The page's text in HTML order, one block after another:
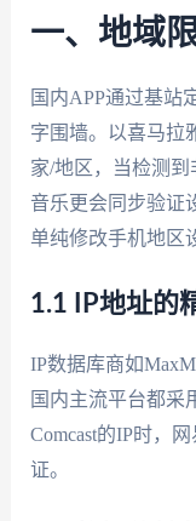
一、地域
国内APP通过基站
字围墙。以喜马拉
家/地区，当检测
音乐更会同步验证
单纯修改手机地区
1.1 IP地址的
IP数据库商如
国内主流平台都采
Comcast的IP时，
证。